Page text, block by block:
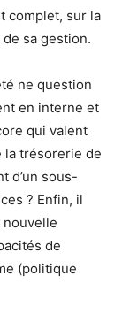
complet, sur la
sa gestion.
ne question
en interne et
qui valent
la trésorerie de
d’un sous-
? Enfin, il
nouvelle
de
(politique